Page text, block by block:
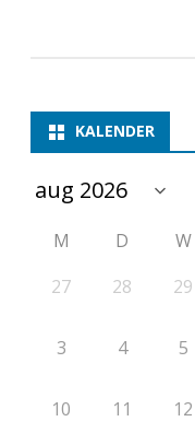
m
t
i
i
KALENDER
M D W
27
28 29
3 4 5
10 11 12